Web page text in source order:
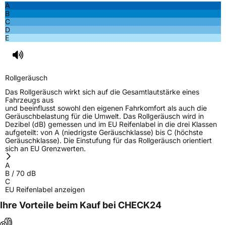
A
B
C
D
E
Rollgeräusch
Das Rollgeräusch wirkt sich auf die Gesamtlautstärke eines
Fahrzeugs aus
und beeinflusst sowohl den eigenen Fahrkomfort als auch die
Geräuschbelastung für die Umwelt. Das Rollgeräusch wird in
Dezibel (dB) gemessen und im EU Reifenlabel in die drei Klassen
aufgeteilt: von A (niedrigste Geräuschklasse) bis C (höchste
Geräuschklasse). Die Einstufung für das Rollgeräusch orientiert
sich an EU Grenzwerten.
A
B / 70 dB
C
EU Reifenlabel anzeigen
Ihre Vorteile beim Kauf bei CHECK24